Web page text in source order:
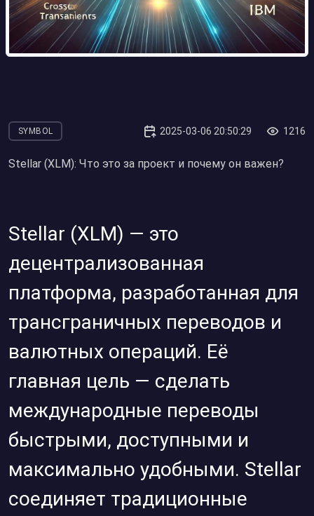
SYMBOL 2025-03-06 20:50:29 1216
Stellar (XLM): Что это за проект и почему он важен?
Stellar (XLM) — это
децентрализованная
платформа, разработанная для
трансграничных переводов и
валютных операций. Её
главная цель — сделать
международные переводы
быстрыми, доступными и
максимально удобными. Stellar
соединяет традиционные